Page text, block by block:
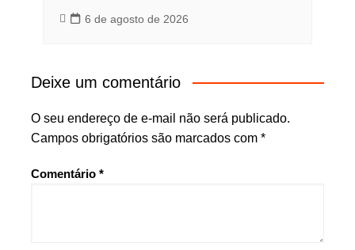
6 de agosto de 2026
Deixe um comentário
O seu endereço de e-mail não será publicado.
Campos obrigatórios são marcados com *
Comentário *